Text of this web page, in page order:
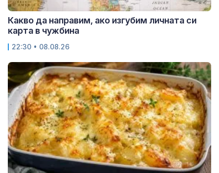
Какво да направим, ако изгубим личната си
карта в чужбина
22:30 • 08.08.26